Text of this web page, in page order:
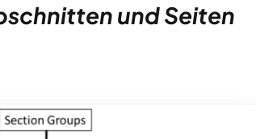
und Seiten